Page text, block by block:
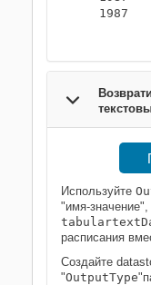
1987
Используйте
"имя-
расписания
Создайте
"OutputType